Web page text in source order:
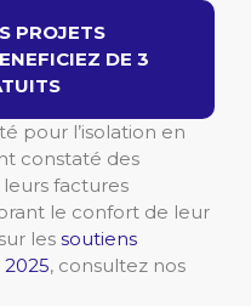
PROJETS
DE 3
pour l’isolation en
constaté des
factures
le confort de leur
les soutiens
, consultez nos